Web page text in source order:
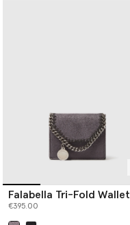
Falabella Tri-Fold Wallet
€395.00